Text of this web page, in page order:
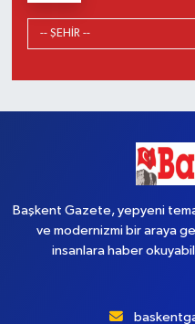
Başkent Gazete, yepyeni
ve modernizmi bir araya
insanlara haber